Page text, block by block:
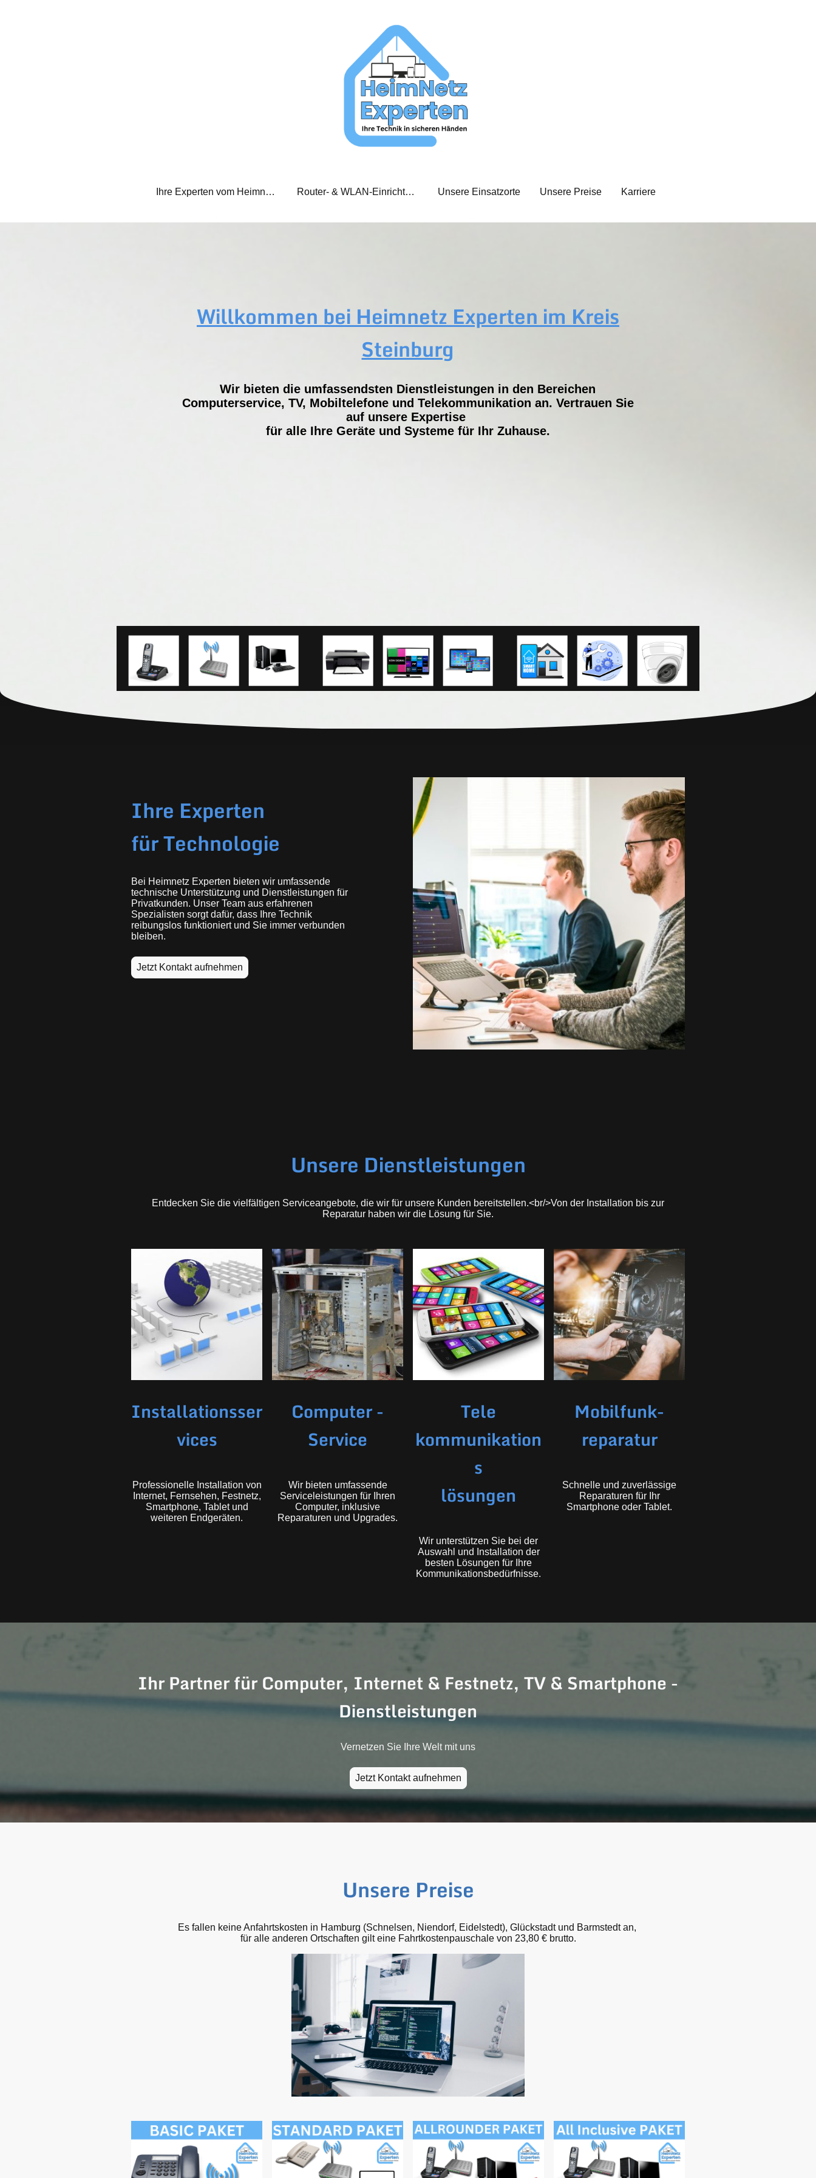
Ihre Experten vom Heimnetz Experten Team Router- & WLAN-Einrichtung Unsere Einsatzorte Unsere Preise Karriere
Willkommen bei Heimnetz Experten im Kreis
Steinburg
Wir bieten die umfassendsten Dienstleistungen in den Bereichen
Computerservice, TV, Mobiltelefone und Telekommunikation an. Vertrauen Sie
auf unsere Expertise
für alle Ihre Geräte und Systeme für Ihr Zuhause.
Ihre Experten
für Technologie
Bei Heimnetz Experten bieten wir umfassende
technische Unterstützung und Dienstleistungen für
Privatkunden. Unser Team aus erfahrenen
Spezialisten sorgt dafür, dass Ihre Technik
reibungslos funktioniert und Sie immer verbunden
bleiben.
Jetzt Kontakt aufnehmen
Unsere Dienstleistungen
Entdecken Sie die vielfältigen Serviceangebote, die wir für unsere Kunden bereitstellen.<br/>Von der Installation bis zur
Reparatur haben wir die Lösung für Sie.
Installationsser
vices
Professionelle Installation von
Internet, Fernsehen, Festnetz,
Smartphone, Tablet und
weiteren Endgeräten.
Computer -
Service
Wir bieten umfassende
Serviceleistungen für Ihren
Computer, inklusive
Reparaturen und Upgrades.
Tele
kommunikation
s
lösungen
Wir unterstützen Sie bei der
Auswahl und Installation der
besten Lösungen für Ihre
Kommunikationsbedürfnisse.
Mobilfunk-
reparatur
Schnelle und zuverlässige
Reparaturen für Ihr
Smartphone oder Tablet.
Ihr Partner für Computer, Internet & Festnetz, TV & Smartphone -
Dienstleistungen
Vernetzen Sie Ihre Welt mit uns
Jetzt Kontakt aufnehmen
Unsere Preise
Es fallen keine Anfahrtskosten in Hamburg (Schnelsen, Niendorf, Eidelstedt), Glückstadt und Barmstedt an,
für alle anderen Ortschaften gilt eine Fahrtkostenpauschale von 23,80 € brutto.